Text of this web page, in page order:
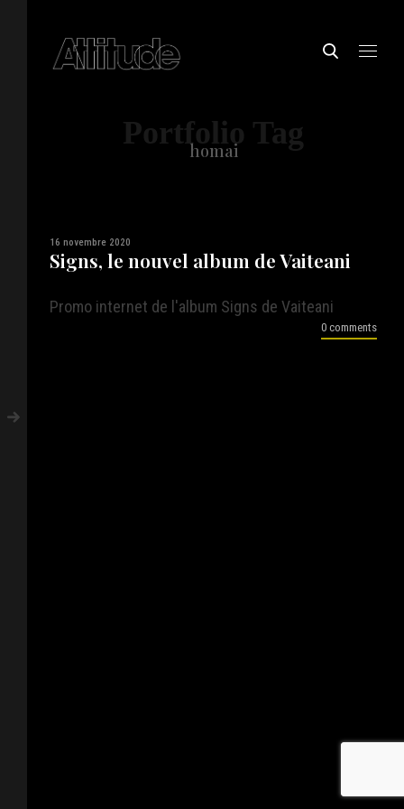
Portfolio Tag
homai
16 novembre 2020
Signs, le nouvel album de Vaiteani
Promo internet de l'album Signs de Vaiteani
0 comments